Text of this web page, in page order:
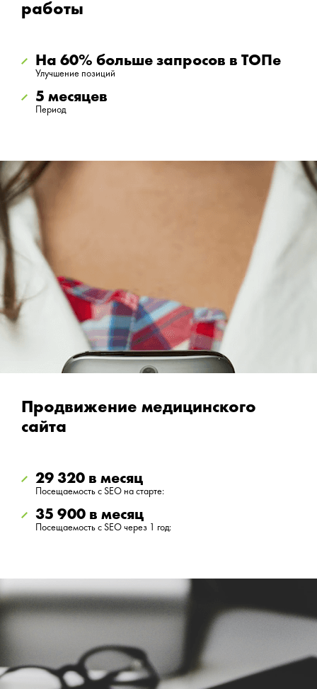
работы
На 60% больше запросов в ТОПе
Улучшение позиций
5 месяцев
Период
Продвижение медицинского
сайта
29 320 в месяц
Посещаемость с SEO на старте:
35 900 в месяц
Посещаемость с SEO через 1 год: